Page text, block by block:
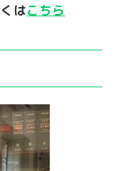
はこちら